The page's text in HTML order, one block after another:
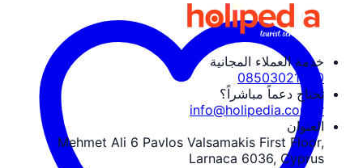
خدمة العملاء المجانية
08503021340
تحتاج دعماً مباشراً؟
info@holipedia.com.tr
العنوان
Mehmet Ali 6 Pavlos Valsamakis First Floor,
Larnaca 6036, Cyprus